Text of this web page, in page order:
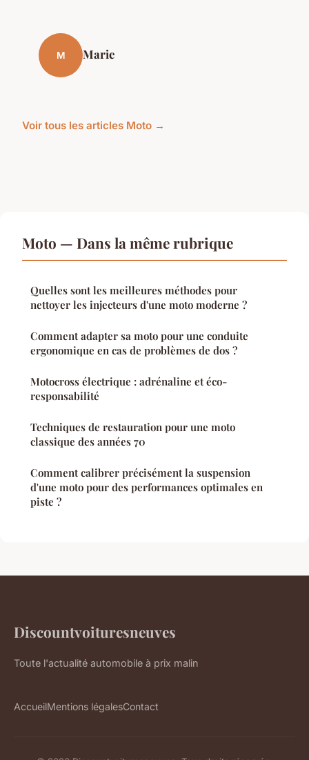
M Marie
Voir tous les articles Moto →
Moto — Dans la même rubrique
Quelles sont les meilleures méthodes pour
nettoyer les injecteurs d'une moto moderne ?
Comment adapter sa moto pour une conduite
ergonomique en cas de problèmes de dos ?
Motocross électrique : adrénaline et éco-
responsabilité
Techniques de restauration pour une moto
classique des années 70
Comment calibrer précisément la suspension
d'une moto pour des performances optimales en
piste ?
Discountvoituresneuves
Toute l'actualité automobile à prix malin
AccueilMentions légalesContact